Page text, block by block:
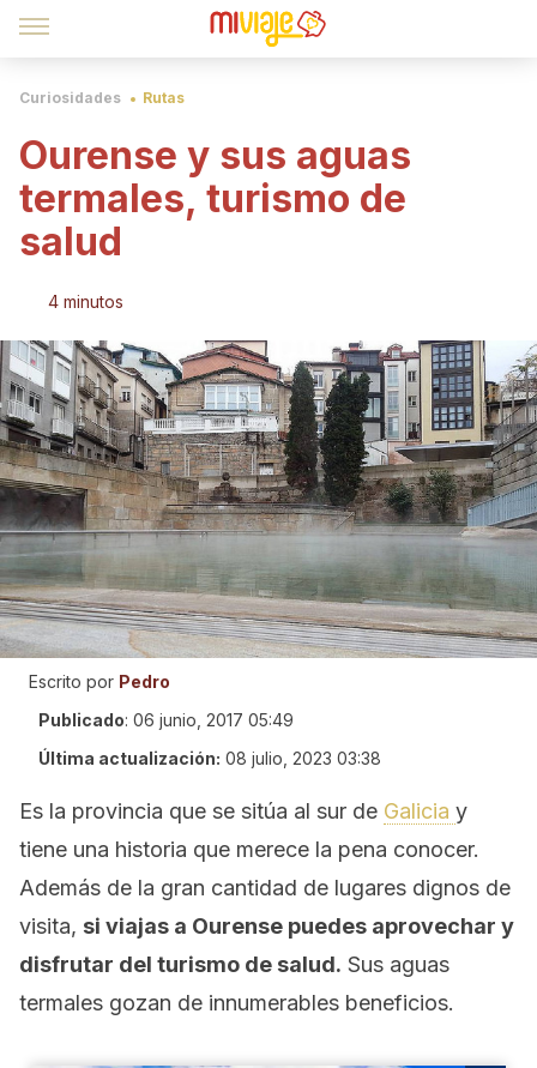
Curiosidades Rutas
Ourense y sus aguas
termales, turismo de
salud
4 minutos
Escrito por Pedro
Publicado: 06 junio, 2017 05:49
Última actualización: 08 julio, 2023 03:38
Es la provincia que se sitúa al sur de Galicia y
tiene una historia que merece la pena conocer.
Además de la gran cantidad de lugares dignos de
visita, si viajas a Ourense puedes aprovechar y
disfrutar del turismo de salud. Sus aguas
termales gozan de innumerables beneficios.